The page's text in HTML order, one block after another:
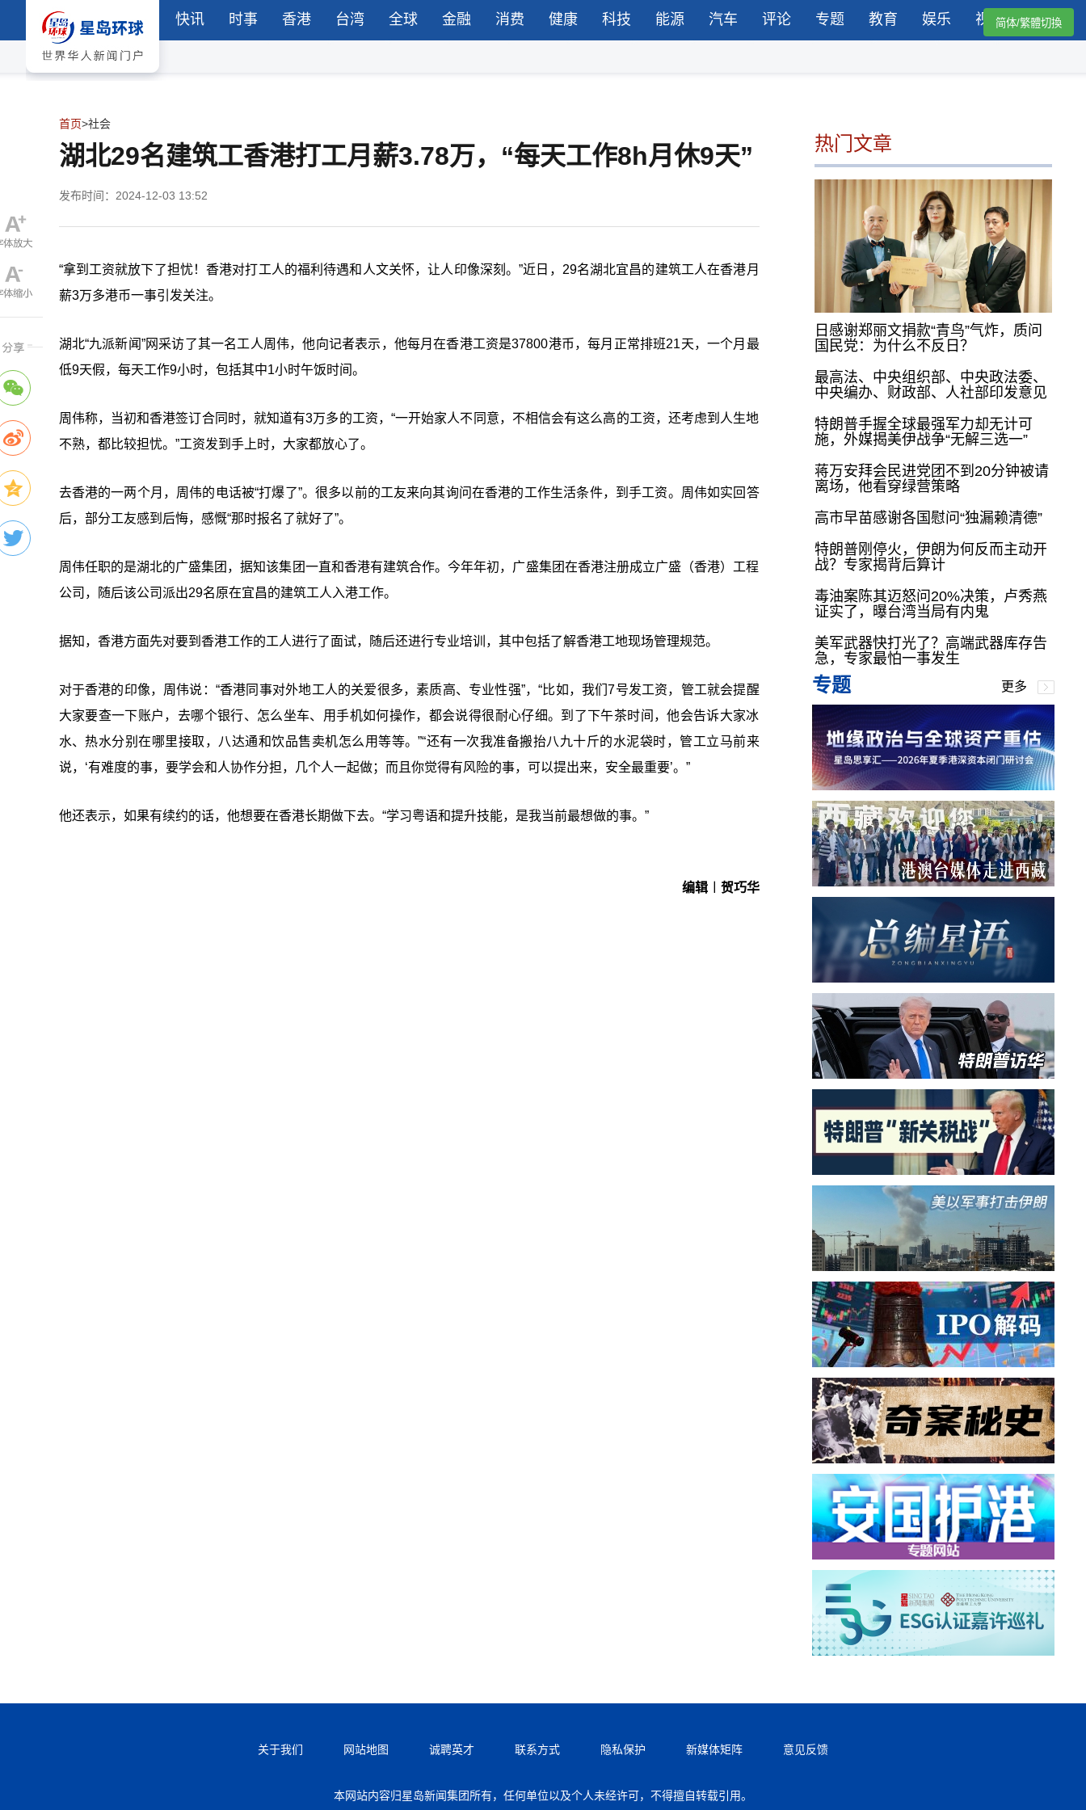
快讯 时事 香港 台湾 全球 金融 消费 健康 科技 能源 汽车 评论 专题 教育 娱乐 视频简体/繁體切換
首页>社会
湖北29名建筑工香港打工月薪3.78万，“每天工作8h月休9天”
发布时间：2024-12-03 13:52
“拿到工资就放下了担忧！香港对打工人的福利待遇和人文关怀，让人印像深刻。”近日，29名湖北宜昌的建筑工人在香港月
薪3万多港币一事引发关注。
湖北“九派新闻”网采访了其一名工人周伟，他向记者表示，他每月在香港工资是37800港币，每月正常排班21天，一个月最
低9天假，每天工作9小时，包括其中1小时午饭时间。
周伟称，当初和香港签订合同时，就知道有3万多的工资，“一开始家人不同意，不相信会有这么高的工资，还考虑到人生地
不熟，都比较担忧。”工资发到手上时，大家都放心了。
去香港的一两个月，周伟的电话被“打爆了”。很多以前的工友来向其询问在香港的工作生活条件，到手工资。周伟如实回答
后，部分工友感到后悔，感慨“那时报名了就好了”。
周伟任职的是湖北的广盛集团，据知该集团一直和香港有建筑合作。今年年初，广盛集团在香港注册成立广盛（香港）工程
公司，随后该公司派出29名原在宜昌的建筑工人入港工作。
据知，香港方面先对要到香港工作的工人进行了面试，随后还进行专业培训，其中包括了解香港工地现场管理规范。
对于香港的印像，周伟说：“香港同事对外地工人的关爱很多，素质高、专业性强”，“比如，我们7号发工资，管工就会提醒
大家要查一下账户，去哪个银行、怎么坐车、用手机如何操作，都会说得很耐心仔细。到了下午茶时间，他会告诉大家冰
水、热水分别在哪里接取，八达通和饮品售卖机怎么用等等。”“还有一次我准备搬抬八九十斤的水泥袋时，管工立马前来
说，‘有难度的事，要学会和人协作分担，几个人一起做；而且你觉得有风险的事，可以提出来，安全最重要’。”
他还表示，如果有续约的话，他想要在香港长期做下去。“学习粤语和提升技能，是我当前最想做的事。”
编辑︱贺巧华
热门文章
日感谢郑丽文捐款“青鸟”气炸，质问
国民党：为什么不反日？
最高法、中央组织部、中央政法委、
中央编办、财政部、人社部印发意见
特朗普手握全球最强军力却无计可
施，外媒揭美伊战争“无解三选一”
蒋万安拜会民进党团不到20分钟被请
离场，他看穿绿营策略
高市早苗感谢各国慰问“独漏赖清德”
特朗普刚停火，伊朗为何反而主动开
战？专家揭背后算计
毒油案陈其迈怒问20%决策，卢秀燕
证实了，曝台湾当局有内鬼
美军武器快打光了？高端武器库存告
急，专家最怕一事发生
专题 更多
关于我们 网站地图 诚聘英才 联系方式 隐私保护 新媒体矩阵 意见反馈
本网站内容归星岛新闻集团所有，任何单位以及个人未经许可，不得擅自转载引用。